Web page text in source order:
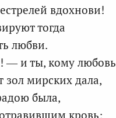
вдохнови!
тогда
любви.
— и ты, кому любовь
мирских дала,
была,
кровь;